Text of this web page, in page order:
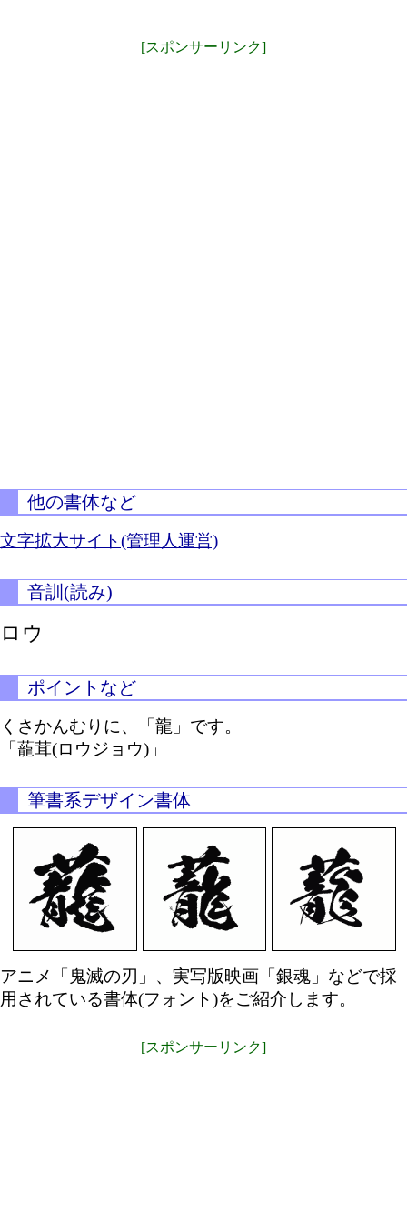
[スポンサーリンク]
他の書体など
文字拡大サイト(管理人運営)
音訓(読み)
ロウ
ポイントなど
くさかんむりに、「龍」です。
「蘢茸(ロウジョウ)」
筆書系デザイン書体
アニメ「鬼滅の刃」、実写版映画「銀魂」などで採
用されている書体(フォント)をご紹介します。
[スポンサーリンク]